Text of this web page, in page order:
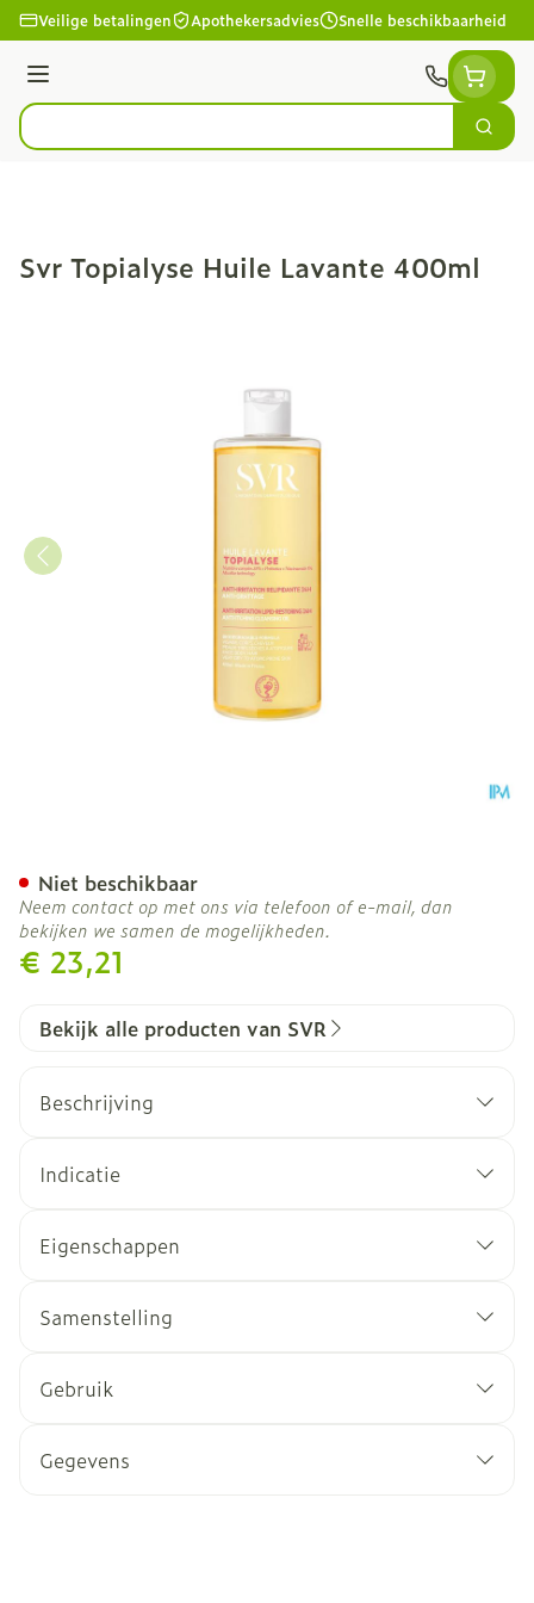
Ga naar de inhoud
Veilige betalingen Apothekersadvies Snelle beschikbaarheid
Menu
Product, merk, categorie...
Zoek
Svr Topialyse Huile Lavante 400ml
€ 23,21
Niet beschikbaar
Neem contact op met ons via telefoon of e-mail, dan
bekijken we samen de mogelijkheden.
Bekijk alle producten van SVR
Beschrijving
Indicatie
Eigenschappen
Samenstelling
Gebruik
Gegevens